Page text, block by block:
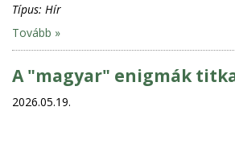
Típus: Hír
Tovább »
A "magyar" enigmák
2026.05.19.